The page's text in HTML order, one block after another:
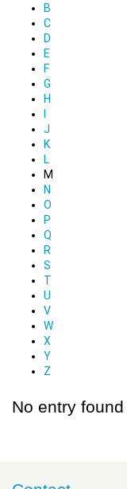
B
C
D
E
F
G
H
J
K
L
M
N
O
P
Q
R
S
T
U
V
W
X
Y
Z
No entry found